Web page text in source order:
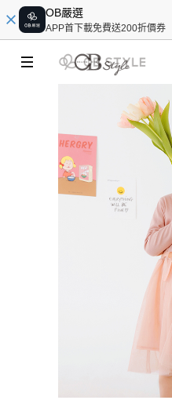
OB嚴選
APP首下載免費送200折價券